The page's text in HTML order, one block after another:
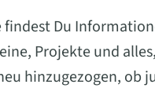
findest Du
Projekte und
hinzugezogen, ob